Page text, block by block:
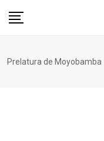
Prelatura de Moyobamba